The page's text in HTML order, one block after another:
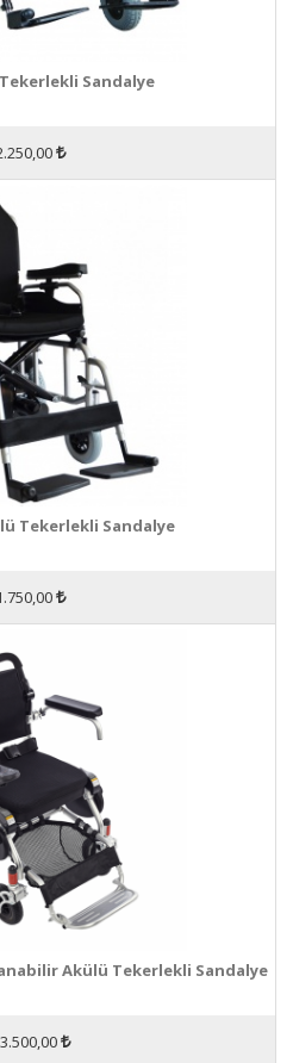
Sandalye
Tekerlekli Sandalye
Akülü Tekerlekli Sandalye